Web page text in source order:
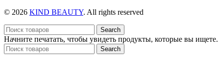
© 2026 KIND BEAUTY. All rights reserved
Search
Начните печатать, чтобы увидеть продукты, которые вы ищете.
Search